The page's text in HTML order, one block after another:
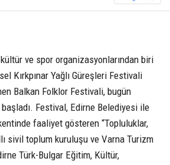
ve spor organizasyonlarından biri
Kırkpınar Yağlı Güreşleri Festivali
Balkan Folklor Festivali, bugün
başladı. Festival, Edirne Belediyesi ile
faaliyet gösteren “Topluluklar,
sivil toplum kuruluşu ve Varna Turizm
Türk-Bulgar Eğitim, Kültür,